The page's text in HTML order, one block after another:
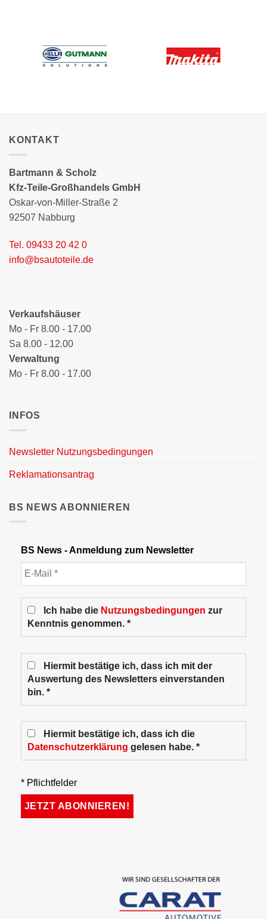
KONTAKT
Bartmann & Scholz
Kfz-Teile-Großhandels GmbH
Oskar-von-Miller-Straße 2
92507 Nabburg
Tel. 09433 20 42 0
info@bsautoteile.de
Verkaufshäuser
Mo - Fr 8.00 - 17.00
Sa 8.00 - 12.00
Verwaltung
Mo - Fr 8.00 - 17.00
INFOS
Newsletter Nutzungsbedingungen
Reklamationsantrag
BS NEWS ABONNIEREN
BS News - Anmeldung zum Newsletter
Ich habe die Nutzungsbedingungen
Kenntnis genommen. *
Hiermit bestätige ich, dass ich mit der
Auswertung des Newsletters einverstanden
bin. *
Hiermit bestätige ich, dass ich die
Datenschutzerklärung gelesen habe. *
* Pflichtfelder